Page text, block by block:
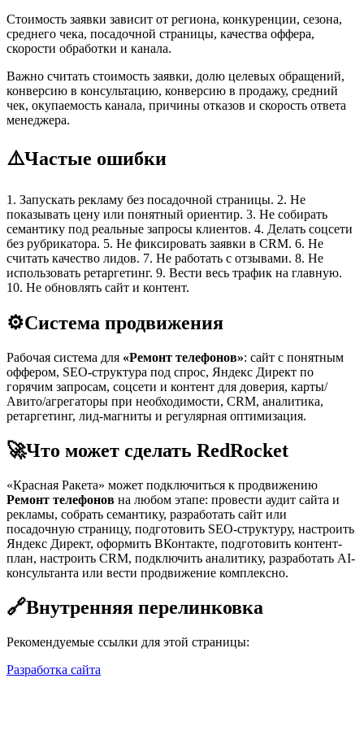
Стоимость заявки зависит от региона, конкуренции, сезона,
среднего чека, посадочной страницы, качества оффера,
скорости обработки и канала.
Важно считать стоимость заявки, долю целевых обращений,
конверсию в консультацию, конверсию в продажу, средний
чек, окупаемость канала, причины отказов и скорость ответа
менеджера.
⚠️Частые ошибки
1. Запускать рекламу без посадочной страницы. 2. Не
показывать цену или понятный ориентир. 3. Не собирать
семантику под реальные запросы клиентов. 4. Делать соцсети
без рубрикатора. 5. Не фиксировать заявки в CRM. 6. Не
считать качество лидов. 7. Не работать с отзывами. 8. Не
использовать ретаргетинг. 9. Вести весь трафик на главную.
10. Не обновлять сайт и контент.
⚙️Система продвижения
Рабочая система для «Ремонт телефонов»: сайт с понятным
оффером, SEO-структура под спрос, Яндекс Директ по
горячим запросам, соцсети и контент для доверия, карты/
Авито/агрегаторы при необходимости, CRM, аналитика,
ретаргетинг, лид-магниты и регулярная оптимизация.
🚀Что может сделать RedRocket
«Красная Ракета» может подключиться к продвижению
Ремонт телефонов на любом этапе: провести аудит сайта и
рекламы, собрать семантику, разработать сайт или
посадочную страницу, подготовить SEO-структуру, настроить
Яндекс Директ, оформить ВКонтакте, подготовить контент-
план, настроить CRM, подключить аналитику, разработать AI-
консультанта или вести продвижение комплексно.
🔗Внутренняя перелинковка
Рекомендуемые ссылки для этой страницы:
Разработка сайта